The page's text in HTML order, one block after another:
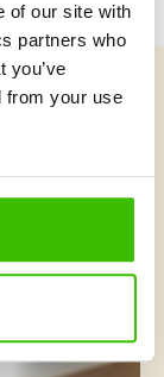
of our site with
partners who
you’ve
from your use